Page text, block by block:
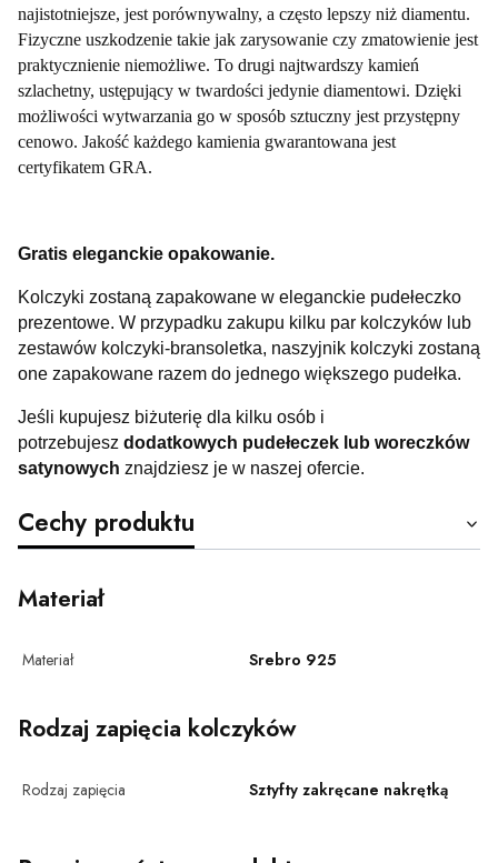
najistotniejsze, jest porównywalny, a często lepszy niż diamentu.
Fizyczne uszkodzenie takie jak zarysowanie czy zmatowienie jest
praktycznienie niemożliwe. To drugi najtwardszy kamień
szlachetny, ustępujący w twardości jedynie diamentowi. Dzięki
możliwości wytwarzania go w sposób sztuczny jest przystępny
cenowo. Jakość każdego kamienia gwarantowana jest
certyfikatem GRA.
Gratis eleganckie opakowanie.
Kolczyki zostaną zapakowane w eleganckie pudełeczko
prezentowe. W przypadku zakupu kilku par kolczyków lub
zestawów kolczyki-bransoletka, naszyjnik kolczyki zostaną
one zapakowane razem do jednego większego pudełka.
Jeśli kupujesz biżuterię dla kilku osób i
potrzebujesz dodatkowych pudełeczek lub woreczków
satynowych znajdziesz je w naszej ofercie.
Cechy produktu
Materiał
Materiał Srebro 925
Rodzaj zapięcia kolczyków
Rodzaj zapięcia Sztyfty zakręcane nakrętką